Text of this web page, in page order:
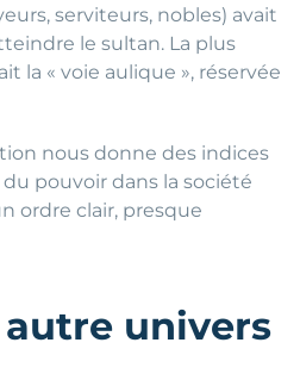
serviteurs, nobles) avait
le sultan. La plus
la « voie aulique », réservée
nous donne des indices
pouvoir dans la société
ordre clair, presque
univers